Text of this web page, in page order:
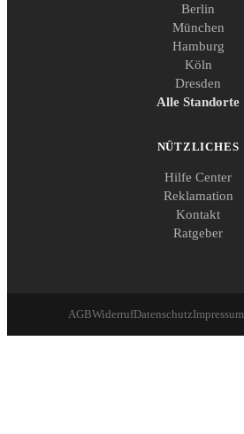
Berlin
München
Hamburg
Köln
Dresden
Alle Standorte
NÜTZLICHES
Hilfe Center
Reklamation
Kontakt
Ratgeber
AGBWiderrufDatenschutzImpressum